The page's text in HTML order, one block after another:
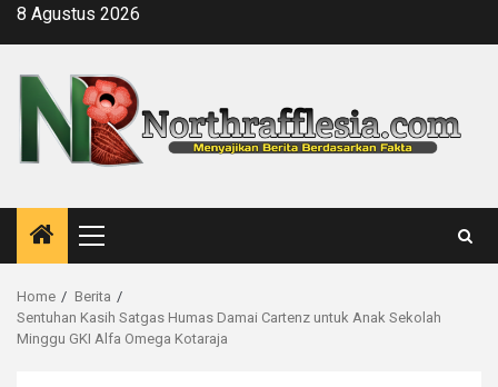
Skip8 Agustus 2026
Primary
Menu
Home
Berita
Sentuhan Kasih Satgas Humas Damai Cartenz untuk Anak Sekolah
Minggu GKI Alfa Omega Kotaraja